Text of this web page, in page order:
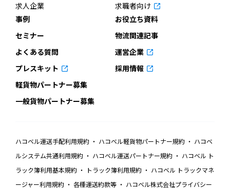
求人企業
求職者向け
事例
お役立ち資料
セミナー
物流関連記事
よくある質問
運営企業
プレスキット
採用情報
軽貨物パートナー募集
一般貨物パートナー募集
ハコベル運送手配利用規約 ハコベル軽貨物パートナー規約
ハコベ
ルシステム共通利用規約
ハコベル運送パートナー規約
ハコベル ト
ラック簿利用基本規約
トラック簿利用規約
ハコベル トラックマネ
ージャー利用規約
各種運送約款等 ハコベル株式会社プライバシー